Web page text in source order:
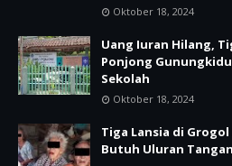
Oktober 18, 2024
Uang Iuran Hilang,
Ponjong
Sekolah
Oktober 18, 2024
Tiga Lansia di
Butuh Uluran